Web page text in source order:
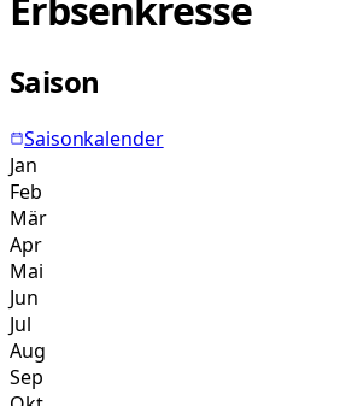
Saison
Saisonkalender
Jan
Feb
Mär
Apr
Mai
Jun
Jul
Aug
Sep